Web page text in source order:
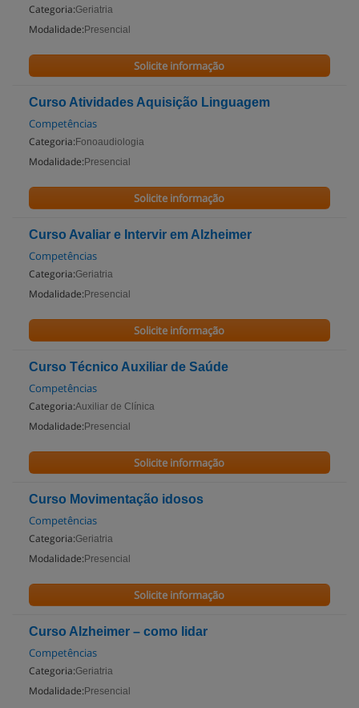
Categoria:Geriatria
Modalidade: Presencial
Solicite informação
Curso Atividades Aquisição Linguagem
Competências
Categoria: Fonoaudiologia
Modalidade: Presencial
Solicite informação
Curso Avaliar e Intervir em Alzheimer
Competências
Categoria:Geriatria
Modalidade: Presencial
Solicite informação
Curso Técnico Auxiliar de Saúde
Competências
Categoria:Auxiliar de Clínica
Modalidade: Presencial
Solicite informação
Curso Movimentação idosos
Competências
Categoria:Geriatria
Modalidade: Presencial
Solicite informação
Curso Alzheimer – como lidar
Competências
Categoria:Geriatria
Modalidade: Presencial